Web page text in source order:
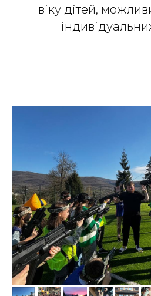
віку дітей,